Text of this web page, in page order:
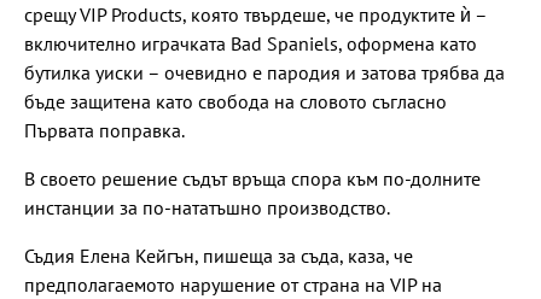
срещу VIP Products, която твърдеше, че продуктите ѝ –
включително играчката Bad Spaniels, оформена като
бутилка уиски – очевидно е пародия и затова трябва да
бъде защитена като свобода на словото съгласно
Първата поправка.
В своето решение съдът връща спора към по-долните
инстанции за по-нататъшно производство.
Съдия Елена Кейгън, пишеща за съда, каза, че
предполагаемото нарушение от страна на VIP на